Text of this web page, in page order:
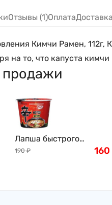
Отзывы (1)ОплатаДоставка
Кимчи Рамен,
на то, что капуста
продажи
Лапша быстрого
приготовления
190 ₽ 160